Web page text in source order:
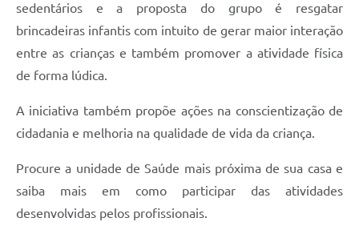
sedentários e a proposta do grupo é resgatar
brincadeiras infantis com intuito de gerar maior interação
entre as crianças e também promover a atividade física
de forma lúdica.
A iniciativa também propõe ações na conscientização de
cidadania e melhoria na qualidade de vida da criança.
Procure a unidade de Saúde mais próxima de sua casa e
saiba mais em como participar das atividades
desenvolvidas pelos profissionais.